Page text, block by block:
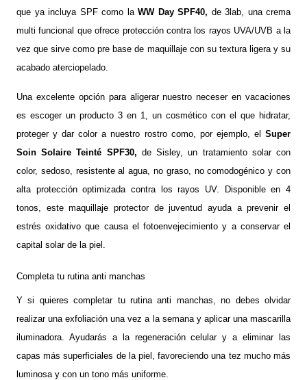
que ya incluya SPF como la WW Day SPF40, de 3lab, una crema
multi funcional que ofrece protección contra los rayos UVA/UVB a la
vez que sirve como pre base de maquillaje con su textura ligera y su
acabado aterciopelado.
Una excelente opción para aligerar nuestro neceser en vacaciones
es escoger un producto 3 en 1, un cosmético con el que hidratar,
proteger y dar color a nuestro rostro como, por ejemplo, el Super
Soin Solaire Teinté SPF30, de Sisley , un tratamiento solar con
color, sedoso, resistente al agua, no graso, no comodogénico y con
alta protección optimizada contra los rayos UV. Disponible en 4
tonos, este maquillaje protector de juventud ayuda a prevenir el
estrés oxidativo que causa el fotoenvejecimiento y a conservar el
capital solar de la piel.
Completa tu rutina anti manchas
Y si quieres completar tu rutina anti manchas, no debes olvidar
realizar una exfoliación una vez a la semana y aplicar una mascarilla
iluminadora. Ayudarás a la regeneración celular y a eliminar las
capas más superficiales de la piel, favoreciendo una tez mucho más
luminosa y con un tono más uniforme.